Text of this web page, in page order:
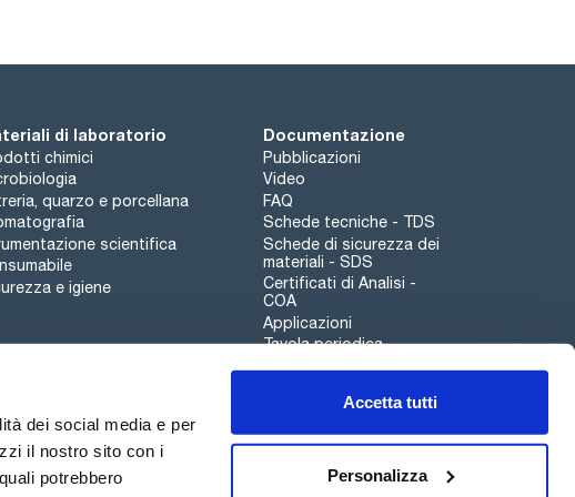
dei social media e per
il nostro sito con i
potrebbero
Accetta tutti
Personalizza
di laboratorio
chimici
quarzo e porcellana
scientifica
e igiene
Documentazione
Pubblicazioni
Video
FAQ
Schede tecniche - TDS
Schede di sicurezza dei
materiali - SDS
Certificati di Analisi -
COA
Applicazioni
Tavola periodica
Canale di segnalazioni